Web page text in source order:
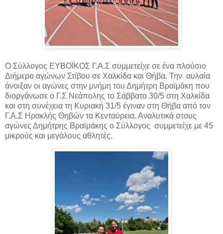
Ο Σύλλογος ΕΥΒΟΪΚΟΣ Γ.Α.Σ συμμετείχε σε ένα πλούσιο
Διήμερο αγώνων Στίβου σε Χαλκίδα και Θήβα. Την αυλαία
άνοιξαν οι αγώνες στην μνήμη του Δημήτρη Βραϊμάκη που
διοργάνωσε ο Γ.Σ Νεάπολης το Σάββατο 30/5 στη Χαλκίδα
και στη συνέχεια τη Κυριακή 31/5 έγιναν στη Θήβα από τον
Γ.Α.Σ Ηρακλής Θηβών τα Κενταύρεια. Αναλυτικά στους
αγώνες Δημήτρης Βραϊμάκης ο Σύλλογος συμμετείχε με 45
μικρούς και μεγάλους αθλητές.